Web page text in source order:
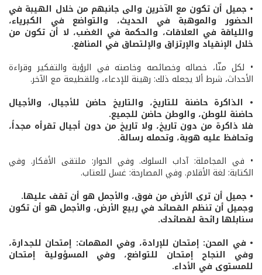
• جميل أن تكون مع الآخرين والى جانبهم من خلال الهيبة في
الحضور والموهبة في الحديث، والتواضع في الكبرياء،
واللياقة في العلاقات، والحكمة في الغضب، لا أن تكون من
خلال الإنقياد والإرتزاق والإلتصاق في المنافع.
• لكل منّا، خصاله وخصائصه وخاصته في الرؤية والتفكير وقراءة
الأحداث، شرط ألا يجعله ذلك: رهينة للإدعاء، وللقطيعة مع الآخر.
• الذاكرة حاضنة للتاريخ، والتاريخ حاضن للأجيال، والأجيال
حاضنة للوطن، والوطن حاضن للجميع.
فلا ذاكرة من دون تاريخ، ولا تاريخ من دون أجيال تقرأه مجداً،
وتحافظ عليه هوية، وتحمله رسالة.
• في المجاملة: آداب السلوك. وفي الحوار: ملتقى الأفكار. وفي
الكتابة: لغة الأقلام. وفي المصارحة: غسل للعتاب.
• جميل أن ترى الأرض من فوق، والأجمل هو أن تقف عليها.
وجميل أن تنظم القصائد في ربيع الأرض، والأجمل هو أن تكون
سنابلها رائحة لقصائدك.
• في المحن: إمتحان للإرادة، وفي المهمات: إمتحان للجدارة،
وفي النجاح إمتحان للتواضع، وفي المسؤولية إمتحان
للمستوى في الأداء.